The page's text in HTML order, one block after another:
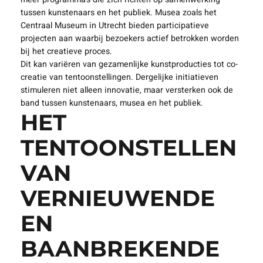
tussen kunstenaars en het publiek. Musea zoals het
Centraal Museum in Utrecht bieden participatieve
projecten aan waarbij bezoekers actief betrokken worden
bij het creatieve proces.
Dit kan variëren van gezamenlijke kunstproducties tot co-
creatie van tentoonstellingen. Dergelijke initiatieven
stimuleren niet alleen innovatie, maar versterken ook de
band tussen kunstenaars, musea en het publiek.
HET
TENTOONSTELLEN
VAN
VERNIEUWENDE
EN
BAANBREKENDE